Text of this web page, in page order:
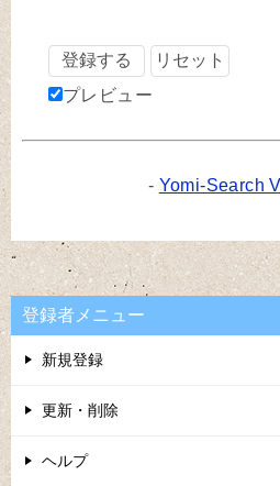
プレビュー
- Yomi-Search
登録者メニュー
新規登録
更新・削除
ヘルプ